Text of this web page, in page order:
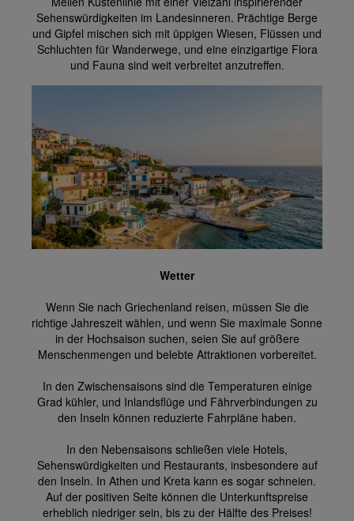
Sehenswürdigkeiten im Landesinneren. Prächtige Berge
und Gipfel mischen sich mit üppigen Wiesen, Flüssen und
Schluchten für Wanderwege, und eine einzigartige Flora
und Fauna sind weit verbreitet anzutreffen.
Wetter
Wenn Sie nach Griechenland reisen, müssen Sie die
richtige Jahreszeit wählen, und wenn Sie maximale Sonne
in der Hochsaison suchen, seien Sie auf größere
Menschenmengen und belebte Attraktionen vorbereitet.
In den Zwischensaisons sind die Temperaturen einige
Grad kühler, und Inlandsflüge und Fährverbindungen zu
den Inseln können reduzierte Fahrpläne haben.
In den Nebensaisons schließen viele Hotels,
Sehenswürdigkeiten und Restaurants, insbesondere auf
den Inseln. In Athen und Kreta kann es sogar schneien.
Auf der positiven Seite können die Unterkunftspreise
erheblich niedriger sein, bis zu der Hälfte des Preises!